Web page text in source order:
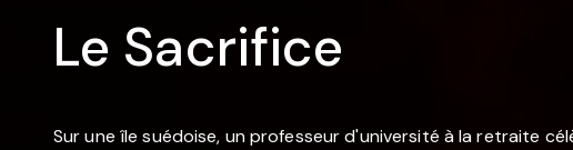
Le Sacrifice
Sur une île suédoise, un professeur d'université à la retraite